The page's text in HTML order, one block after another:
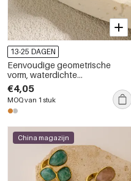
13-25 DAGEN
Eenvoudige geometrische
vorm, waterdichte
roestvrijstalen ring met gouden
strass-steentjes, damesring met
edelstenen.
€4,05
MOQ van 1 stuk
China magazijn